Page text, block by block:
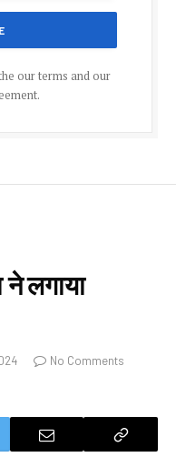
our terms and our
ने लगाया
No Comments